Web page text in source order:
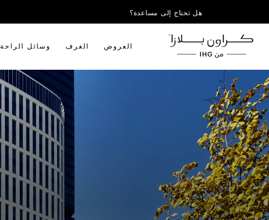
هل تحتاج إلى مساعدة؟
العروض الغرف وسائل الراحة